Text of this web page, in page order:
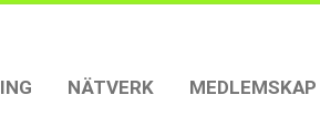
NÄTVERK MEDLEMSKAP